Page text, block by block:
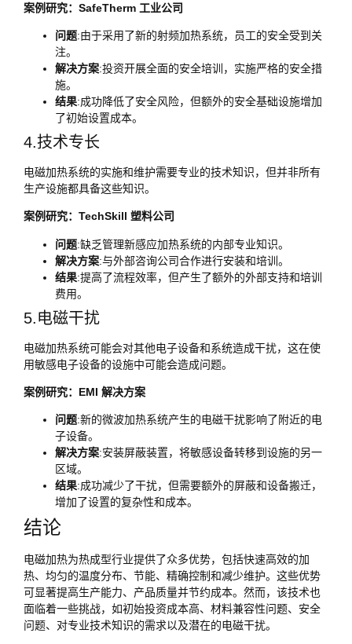
案例研究：SafeTherm 工业公司
问题:由于采用了新的射频加热系统，员工的安全受到关
注。
解决方案:投资开展全面的安全培训，实施严格的安全措
施。
结果:成功降低了安全风险，但额外的安全基础设施增加
了初始设置成本。
4.技术专长
电磁加热系统的实施和维护需要专业的技术知识，但并非所有
生产设施都具备这些知识。
案例研究：TechSkill 塑料公司
问题:缺乏管理新感应加热系统的内部专业知识。
解决方案:与外部咨询公司合作进行安装和培训。
结果:提高了流程效率，但产生了额外的外部支持和培训
费用。
5.电磁干扰
电磁加热系统可能会对其他电子设备和系统造成干扰，这在使
用敏感电子设备的设施中可能会造成问题。
案例研究：EMI 解决方案
问题:新的微波加热系统产生的电磁干扰影响了附近的电
子设备。
解决方案:安装屏蔽装置，将敏感设备转移到设施的另一
区域。
结果:成功减少了干扰，但需要额外的屏蔽和设备搬迁，
增加了设置的复杂性和成本。
结论
电磁加热为热成型行业提供了众多优势，包括快速高效的加
热、均匀的温度分布、节能、精确控制和减少维护。这些优势
可显著提高生产能力、产品质量并节约成本。然而，该技术也
面临着一些挑战，如初始投资成本高、材料兼容性问题、安全
问题、对专业技术知识的需求以及潜在的电磁干扰。